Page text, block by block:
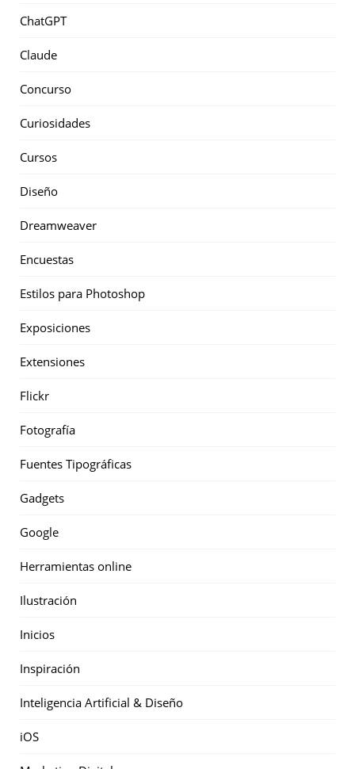
ChatGPT
Claude
Concurso
Curiosidades
Cursos
Diseño
Dreamweaver
Encuestas
Estilos para Photoshop
Exposiciones
Extensiones
Flickr
Fotografía
Fuentes Tipográficas
Gadgets
Google
Herramientas online
Ilustración
Inicios
Inspiración
Inteligencia Artificial & Diseño
iOS